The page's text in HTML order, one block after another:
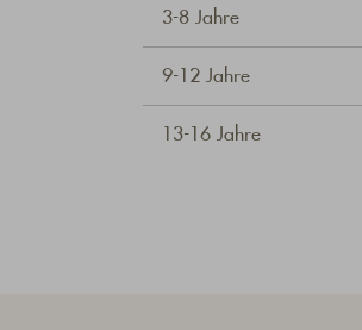
3-8 Jahre
9-12 Jahre
13-16 Jahre